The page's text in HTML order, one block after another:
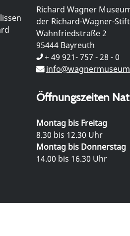
Richard Wagner
der Richard-Wagner-
Wahnfriedstraße 2
95444 Bayreuth
+ 49 921- 757 - 28 - 0
Öffnungszeiten
Montag bis Freitag
8.30 bis 12.30 Uhr
Montag bis Donnerstag
14.00 bis 16.30 Uhr